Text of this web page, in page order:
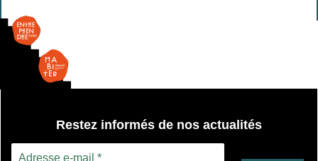
Dormants
plomb
Restez informés de nos actualités